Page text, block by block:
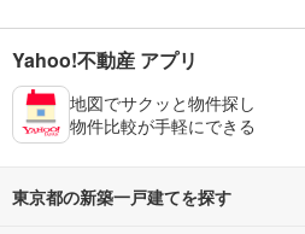
Yahoo!不動産 アプリ
地図でサクッと物件探し
物件比較が手軽にできる
東京都の新築一戸建てを探す